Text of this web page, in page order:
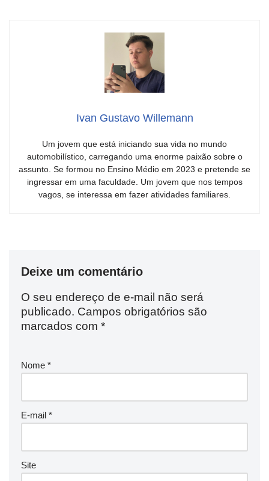
Ivan Gustavo Willemann
Um jovem que está iniciando sua vida no mundo
automobilístico, carregando uma enorme paixão sobre o
assunto. Se formou no Ensino Médio em 2023 e pretende se
ingressar em uma faculdade. Um jovem que nos tempos
vagos, se interessa em fazer atividades familiares.
Deixe um comentário
O seu endereço de e-mail não será
publicado. Campos obrigatórios são
marcados com *
Nome *
E-mail *
Site